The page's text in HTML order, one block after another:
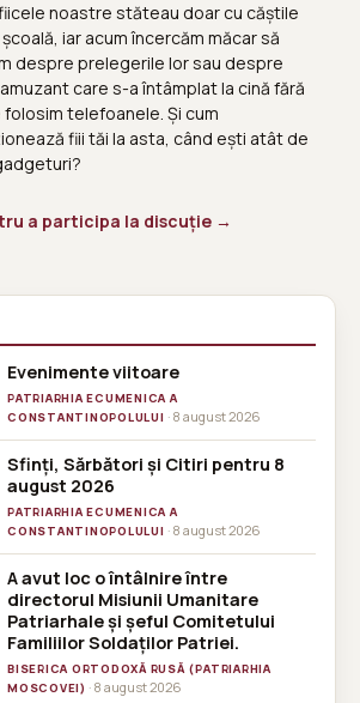
noastre stăteau doar cu căștile
iar acum încercăm măcar să
despre prelegerile lor sau despre
care s-a întâmplat la cină fără
folosim telefoanele. Și cum
fiii tăi la asta, când ești atât de
a participa la discuție →
Evenimente viitoare
PATRIARHIA ECUMENICA A
CONSTANTINOPOLULUI · 8 august 2026
Sfinți, Sărbători și Citiri pentru 8
august 2026
PATRIARHIA ECUMENICA A
CONSTANTINOPOLULUI · 8 august 2026
A avut loc o întâlnire între
directorul Misiunii Umanitare
Patriarhale și șeful Comitetului
Familiilor Soldaților Patriei.
BISERICA ORTODOXĂ RUSĂ (PATRIARHIA
MOSCOVEI) · 8 august 2026